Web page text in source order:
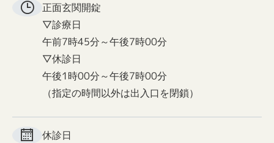
正面玄関開錠
▽診療日
午前7時45分～午後7時00分
▽休診日
午後1時00分～午後7時00分
（指定の時間以外は出入口を閉鎖）
休診日